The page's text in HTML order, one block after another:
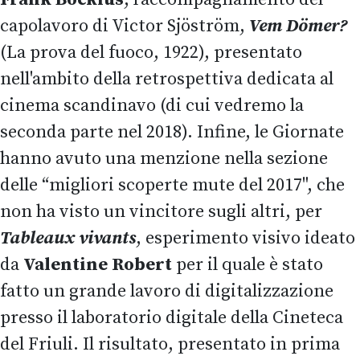
capolavoro di Victor Sjöström, Vem Dömer?
(La prova del fuoco, 1922), presentato
nell'ambito della retrospettiva dedicata al
cinema scandinavo (di cui vedremo la
seconda parte nel 2018). Infine, le Giornate
hanno avuto una menzione nella sezione
delle “migliori scoperte mute del 2017", che
non ha visto un vincitore sugli altri, per
Tableaux vivants, esperimento visivo ideato
da Valentine Robert per il quale è stato
fatto un grande lavoro di digitalizzazione
presso il laboratorio digitale della Cineteca
del Friuli. Il risultato, presentato in prima